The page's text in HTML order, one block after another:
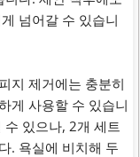
넘어갈 수 있습니
지 제거에는 충분히
게 사용할 수 있습니
있으나, 2개 세트
. 욕실에 비치해 두